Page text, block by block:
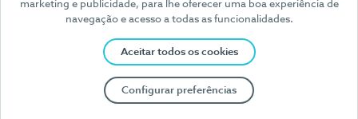
marketing e publicidade, para lhe oferecer uma boa experiência de
navegação e acesso a todas as funcionalidades.
Aceitar todos os cookies
Configurar preferências